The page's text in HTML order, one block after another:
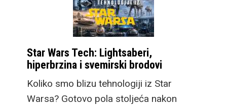
Star Wars Tech: Lightsaberi,
hiperbrzina i svemirski brodovi
Koliko smo blizu tehnologiji iz Star
Warsa? Gotovo pola stoljeća nakon